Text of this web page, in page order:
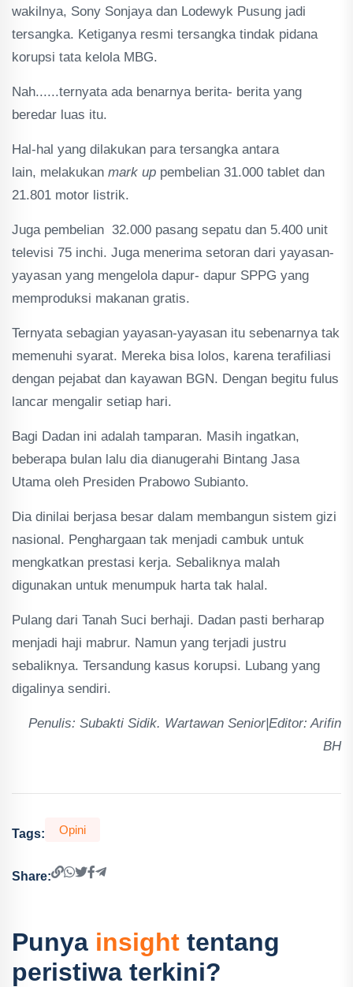
wakilnya, Sony Sonjaya dan Lodewyk Pusung jadi
tersangka. Ketiganya resmi tersangka tindak pidana
korupsi tata kelola MBG.
Nah......ternyata ada benarnya berita- berita yang
beredar luas itu.
Hal-hal yang dilakukan para tersangka antara
lain, melakukan mark up pembelian 31.000 tablet dan
21.801 motor listrik.
Juga pembelian 32.000 pasang sepatu dan 5.400 unit
televisi 75 inchi. Juga menerima setoran dari yayasan-
yayasan yang mengelola dapur- dapur SPPG yang
memproduksi makanan gratis.
Ternyata sebagian yayasan-yayasan itu sebenarnya tak
memenuhi syarat. Mereka bisa lolos, karena terafiliasi
dengan pejabat dan kayawan BGN. Dengan begitu fulus
lancar mengalir setiap hari.
Bagi Dadan ini adalah tamparan. Masih ingatkan,
beberapa bulan lalu dia dianugerahi Bintang Jasa
Utama oleh Presiden Prabowo Subianto.
Dia dinilai berjasa besar dalam membangun sistem gizi
nasional. Penghargaan tak menjadi cambuk untuk
mengkatkan prestasi kerja. Sebaliknya malah
digunakan untuk menumpuk harta tak halal.
Pulang dari Tanah Suci berhaji. Dadan pasti berharap
menjadi haji mabrur. Namun yang terjadi justru
sebaliknya. Tersandung kasus korupsi. Lubang yang
digalinya sendiri.
Penulis: Subakti Sidik. Wartawan Senior|Editor: Arifin
BH
Tags: Opini
Share:
Punya insight tentang
peristiwa terkini?